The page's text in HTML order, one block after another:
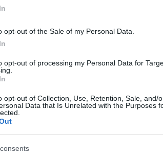
opt-out of the Sale of my Personal Data.
opt-out of processing my Personal Data for
opt-out of Collection, Use, Retention, Sale, and/
Data that Is Unrelated with the Purposes
αξία στον τόπο μας.
και θα γίνει μαρίνα εκεί, ενώ στην
mega yacht, ένας σχεδιασμός που
Κέρκυρας είναι ώριμη και σύμφωνα με
2022 να προκηρυχθεί η διεθνής
προγραμματισμένη να
Μαντούκι, μέσα στο χώρο του ΟΛΚΕ.